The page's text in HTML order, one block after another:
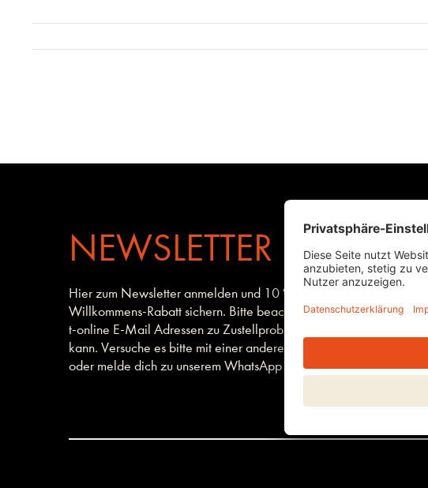
NEWSLETTER
Hier zum Newsletter anmelden und 10 %
Willkommens-Rabatt sichern. Bitte beachte, dass es bei
t-online E-Mail Adressen zu Zustellproblemen kommen
kann. Versuche es bitte mit einer anderen Mailadresse
oder melde dich zu unserem WhatsApp Newsletter an.